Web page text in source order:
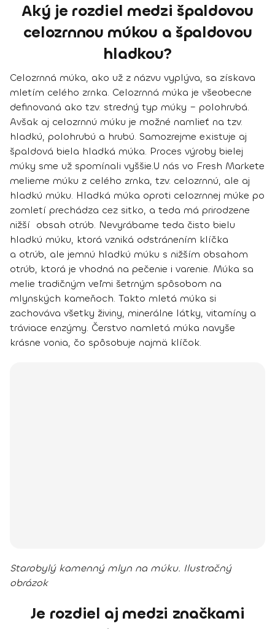
Aký je rozdiel medzi špaldovou
celozrnnou múkou a špaldovou
hladkou?
Celozrnná múka, ako už z názvu vyplýva, sa získava
mletím celého zrnka. Celozrnná múka je všeobecne
definovaná ako tzv. stredný typ múky – polohrubá.
Avšak aj celozrnnú múku je možné namlieť na tzv.
hladkú, polohrubú a hrubú. Samozrejme existuje aj
špaldová biela hladká múka. Proces výroby bielej
múky sme už spomínali vyššie.U nás vo Fresh Markete
melieme múku z celého zrnka, tzv. celozrnnú, ale aj
hladkú múku. Hladká múka oproti celozrnnej múke po
zomletí prechádza cez sitko, a teda má prirodzene
nižší obsah otrúb. Nevyrábame teda čisto bielu
hladkú múku, ktorá vzniká odstránením klíčka
a otrúb, ale jemnú hladkú múku s nižším obsahom
otrúb, ktorá je vhodná na pečenie i varenie. Múka sa
melie tradičným veľmi šetrným spôsobom na
mlynských kameňoch. Takto mletá múka si
zachováva všetky živiny, minerálne látky, vitamíny a
tráviace enzýmy. Čerstvo namletá múka navyše
krásne vonia, čo spôsobuje najmä klíčok.
Starobylý kamenný mlyn na múku. Ilustračný
obrázok
Je rozdiel aj medzi značkami